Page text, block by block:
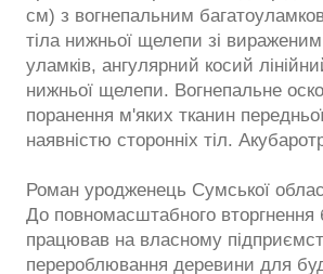
см) з вогнепальним
тіла нижньої щелепи зі
уламків, ангулярний косий
нижньої щелепи. Вогнепальне
поранення м'яких тканин
наявністю сторонніх тіл.
Роман уродженець Сумської
До повномасштабного вторгнення
працював на власному
перероблювання деревини для